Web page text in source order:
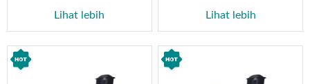
Lihat lebih
Lihat lebih